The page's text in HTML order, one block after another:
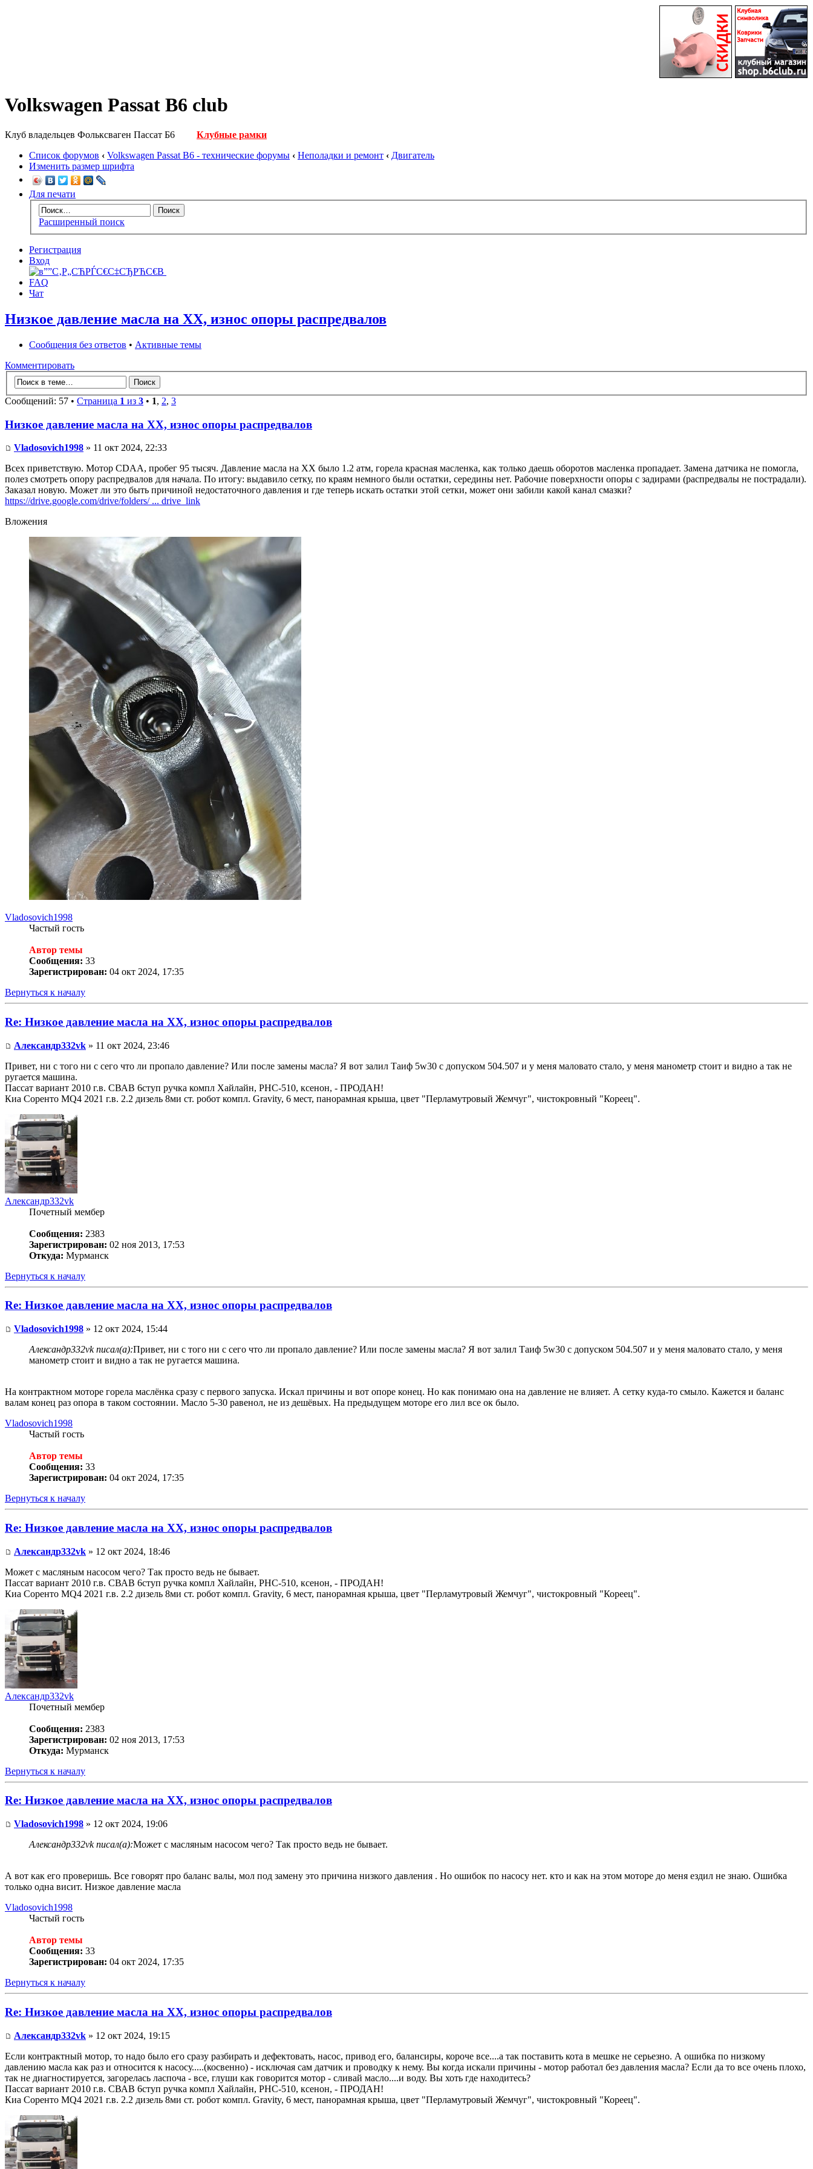
Volkswagen Passat B6 club
Клуб владельцев Фольксваген Пассат Б6
Клубные рамки
Список форумов ‹ Volkswagen Passat B6 - технические форумы ‹ Неполадки и ремонт ‹ Двигатель
Изменить размер шрифта
Для печати
Расширенный поиск
Регистрация
Вход
FAQ
Чат
Низкое давление масла на ХХ, износ опоры распредвалов
Сообщения без ответов • Активные темы
Комментировать
Сообщений: 57 • Страница 1 из 3 • 1, 2, 3
Низкое давление масла на ХХ, износ опоры распредвалов
Vladosovich1998 » 11 окт 2024, 22:33
Всех приветствую. Мотор CDAA, пробег 95 тысяч. Давление масла на ХХ было 1.2 атм, горела красная масленка, как только даешь оборотов масленка пропадает. Замена датчика не помогла,
полез смотреть опору распредвалов для начала. По итогу: выдавило сетку, по краям немного были остатки, середины нет. Рабочие поверхности опоры с задирами (распредвалы не пострадали).
Заказал новую. Может ли это быть причиной недостаточного давления и где теперь искать остатки этой сетки, может они забили какой канал смазки?
https://drive.google.com/drive/folders/ ... drive_link
Вложения
Vladosovich1998
Частый гость
Автор темы
Сообщения: 33
Зарегистрирован: 04 окт 2024, 17:35
Вернуться к началу
Re: Низкое давление масла на ХХ, износ опоры распредвалов
Александр332vk » 11 окт 2024, 23:46
Привет, ни с того ни с сего что ли пропало давление? Или после замены масла? Я вот залил Таиф 5w30 с допуском 504.507 и у меня маловато стало, у меня манометр стоит и видно а так не
ругается машина.
Пассат вариант 2010 г.в. СВАВ 6ступ ручка компл Хайлайн, РНС-510, ксенон, - ПРОДАН!
Киа Соренто MQ4 2021 г.в. 2.2 дизель 8ми ст. робот компл. Gravity, 6 мест, панорамная крыша, цвет "Перламутровый Жемчуг", чистокровный "Кореец".
Александр332vk
Почетный мембер
Сообщения: 2383
Зарегистрирован: 02 ноя 2013, 17:53
Откуда: Мурманск
Вернуться к началу
Re: Низкое давление масла на ХХ, износ опоры распредвалов
Vladosovich1998 » 12 окт 2024, 15:44
Александр332vk писал(а):Привет, ни с того ни с сего что ли пропало давление? Или после замены масла? Я вот залил Таиф 5w30 с допуском 504.507 и у меня маловато стало, у меня
манометр стоит и видно а так не ругается машина.
На контрактном моторе горела маслёнка сразу с первого запуска. Искал причины и вот опоре конец. Но как понимаю она на давление не влияет. А сетку куда-то смыло. Кажется и баланс
валам конец раз опора в таком состоянии. Масло 5-30 равенол, не из дешёвых. На предыдущем моторе его лил все ок было.
Vladosovich1998
Частый гость
Автор темы
Сообщения: 33
Зарегистрирован: 04 окт 2024, 17:35
Вернуться к началу
Re: Низкое давление масла на ХХ, износ опоры распредвалов
Александр332vk » 12 окт 2024, 18:46
Может с масляным насосом чего? Так просто ведь не бывает.
Пассат вариант 2010 г.в. СВАВ 6ступ ручка компл Хайлайн, РНС-510, ксенон, - ПРОДАН!
Киа Соренто MQ4 2021 г.в. 2.2 дизель 8ми ст. робот компл. Gravity, 6 мест, панорамная крыша, цвет "Перламутровый Жемчуг", чистокровный "Кореец".
Александр332vk
Почетный мембер
Сообщения: 2383
Зарегистрирован: 02 ноя 2013, 17:53
Откуда: Мурманск
Вернуться к началу
Re: Низкое давление масла на ХХ, износ опоры распредвалов
Vladosovich1998 » 12 окт 2024, 19:06
Александр332vk писал(а):Может с масляным насосом чего? Так просто ведь не бывает.
А вот как его проверишь. Все говорят про баланс валы, мол под замену это причина низкого давления . Но ошибок по насосу нет. кто и как на этом моторе до меня ездил не знаю. Ошибка
только одна висит. Низкое давление масла
Vladosovich1998
Частый гость
Автор темы
Сообщения: 33
Зарегистрирован: 04 окт 2024, 17:35
Вернуться к началу
Re: Низкое давление масла на ХХ, износ опоры распредвалов
Александр332vk » 12 окт 2024, 19:15
Если контрактный мотор, то надо было его сразу разбирать и дефектовать, насос, привод его, балансиры, короче все....а так поставить кота в мешке не серьезно. А ошибка по низкому
давлению масла как раз и относится к насосу.....(косвенно) - исключая сам датчик и проводку к нему. Вы когда искали причины - мотор работал без давления масла? Если да то все очень плохо,
так не диагностируется, загорелась ласпоча - все, глуши как говорится мотор - сливай масло....и воду. Вы хоть где находитесь?
Пассат вариант 2010 г.в. СВАВ 6ступ ручка компл Хайлайн, РНС-510, ксенон, - ПРОДАН!
Киа Соренто MQ4 2021 г.в. 2.2 дизель 8ми ст. робот компл. Gravity, 6 мест, панорамная крыша, цвет "Перламутровый Жемчуг", чистокровный "Кореец".